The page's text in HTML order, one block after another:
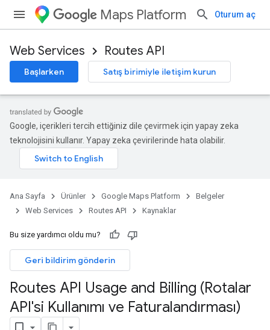
Maps Platform Oturum aç
Web Services Routes API
Başlarken Satış birimiyle iletişim kurun
Google, içerikleri tercih ettiğiniz dile çevirmek için yapay zeka
teknolojisini kullanır. Yapay zeka çevirilerinde hata olabilir.
Ana Sayfa Ürünler Google Maps Platform
Belgeler
Web Services
Routes API Kaynaklar
Bu size yardımcı oldu mu?
Geri bildirim gönderin
Routes API Usage and Billing (Rotalar
API'si Kullanımı ve Faturalandırması)